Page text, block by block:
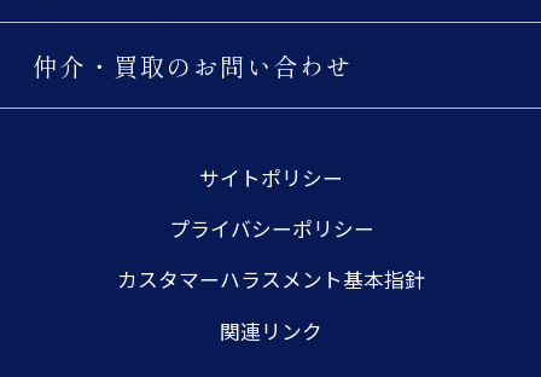
仲介・買取のお問い合わせ
サイトポリシー
プライバシーポリシー
カスタマーハラスメント基本指針
関連リンク